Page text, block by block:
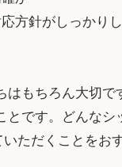
方針がしっかり
はもちろん大切
とです。どんな
ただくことをお